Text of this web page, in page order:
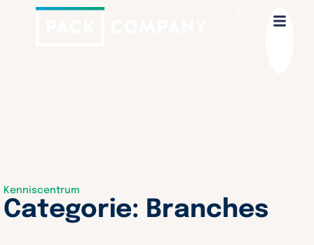
Kenniscentrum
Categorie: Branches